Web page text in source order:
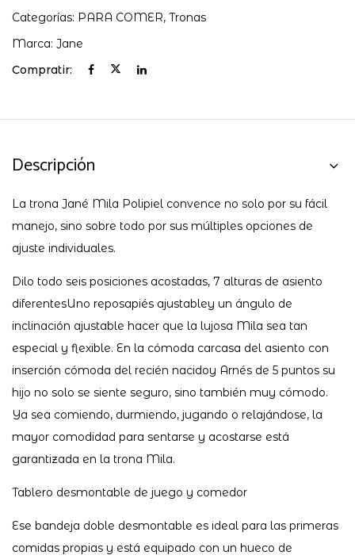
Categorías: PARA COMER, Tronas
Marca: Jane
Compratir:
Descripción
La trona Jané Mila Polipiel convence no solo por su fácil
manejo, sino sobre todo por sus múltiples opciones de
ajuste individuales.
Dilo todo seis posiciones acostadas, 7 alturas de asiento
diferentesUno reposapiés ajustabley un ángulo de
inclinación ajustable hacer que la lujosa Mila sea tan
especial y flexible. En la cómoda carcasa del asiento con
inserción cómoda del recién nacidoy Arnés de 5 puntos su
hijo no solo se siente seguro, sino también muy cómodo.
Ya sea comiendo, durmiendo, jugando o relajándose, la
mayor comodidad para sentarse y acostarse está
garantizada en la trona Mila.
Tablero desmontable de juego y comedor
Ese bandeja doble desmontable es ideal para las primeras
comidas propias y está equipado con un hueco de